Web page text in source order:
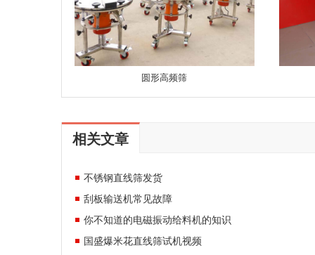
圆形高频筛
相关文章
不锈钢直线筛发货
刮板输送机常见故障
你不知道的电磁振动给料机的知识
国盛爆米花直线筛试机视频